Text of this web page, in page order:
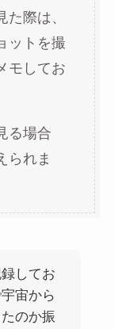
際は、
ットを撮
モしてお
る場合
られま
してお
宙から
のか振